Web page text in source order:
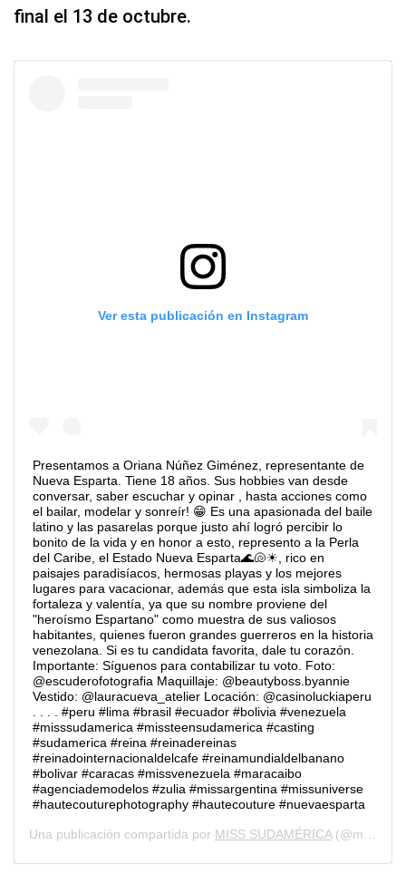
final el 13 de octubre.
Ver esta publicación en Instagram
Presentamos a Oriana Núñez Giménez, representante de
Nueva Esparta. Tiene 18 años. Sus hobbies van desde
conversar, saber escuchar y opinar , hasta acciones como
el bailar, modelar y sonreír! 😁 Es una apasionada del baile
latino y las pasarelas porque justo ahí logró percibir lo
bonito de la vida y en honor a esto, represento a la Perla
del Caribe, el Estado Nueva Esparta🌊🐚☀, rico en
paisajes paradisíacos, hermosas playas y los mejores
lugares para vacacionar, además que esta isla simboliza la
fortaleza y valentía, ya que su nombre proviene del
"heroísmo Espartano" como muestra de sus valiosos
habitantes, quienes fueron grandes guerreros en la historia
venezolana. Si es tu candidata favorita, dale tu corazón.
Importante: Síguenos para contabilizar tu voto. Foto:
@escuderofotografia Maquillaje: @beautyboss.byannie
Vestido: @lauracueva_atelier Locación: @casinoluckiaperu
. . . . #peru #lima #brasil #ecuador #bolivia #venezuela
#misssudamerica #missteensudamerica #casting
#sudamerica #reina #reinadereinas
#reinadointernacionaldelcafe #reinamundialdelbanano
#bolivar #caracas #missvenezuela #maracaibo
#agenciademodelos #zulia #missargentina #missuniverse
#hautecouturephotography #hautecouture #nuevaesparta
Una publicación compartida por MISS SUDAMÉRICA(@miss.sudamerica) el